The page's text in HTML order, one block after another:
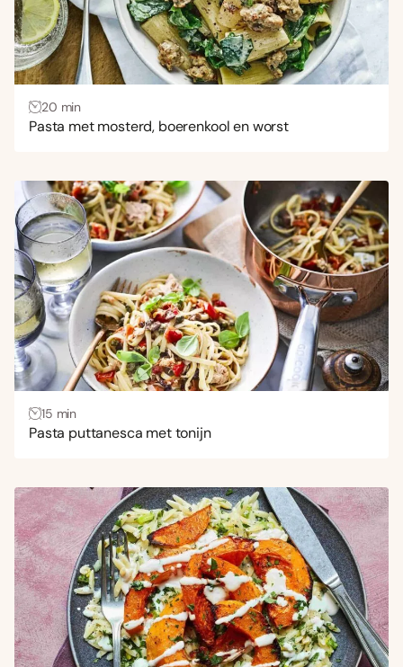
20 min
Pasta met mosterd, boerenkool en worst
15 min
Pasta puttanesca met tonijn